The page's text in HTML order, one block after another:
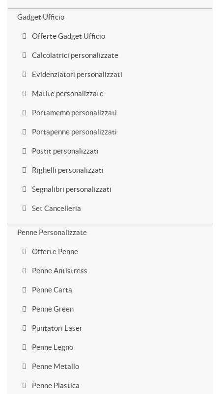
Gadget Ufficio
Offerte Gadget Ufficio
Calcolatrici personalizzate
Evidenziatori personalizzati
Matite personalizzate
Portamemo personalizzati
Portapenne personalizzati
Postit personalizzati
Righelli personalizzati
Segnalibri personalizzati
Set Cancelleria
Penne Personalizzate
Offerte Penne
Penne Antistress
Penne Carta
Penne Green
Puntatori Laser
Penne Legno
Penne Metallo
Penne Plastica